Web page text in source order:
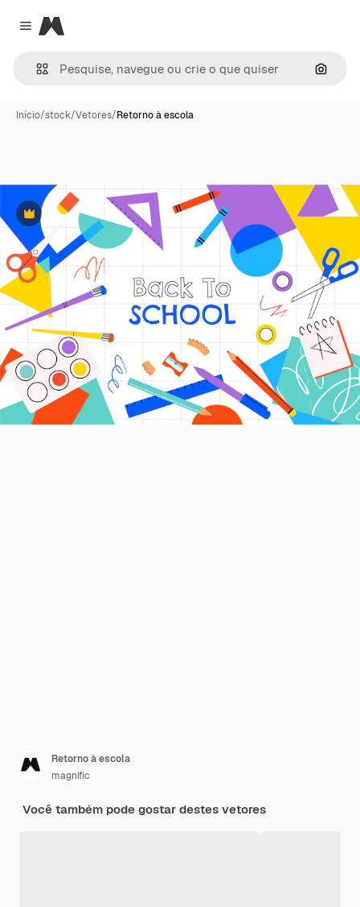
Close menu
Magnific
Início/stock/Vetores/Retorno à escola
Premium
Retorno à escola
magnific
Você também pode gostar destes vetores